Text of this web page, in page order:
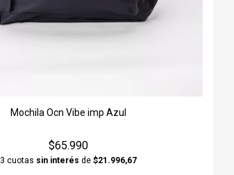
Mochila Ocn Vibe imp Azul
$65.990
3 cuotas sin interés de $21.996,67